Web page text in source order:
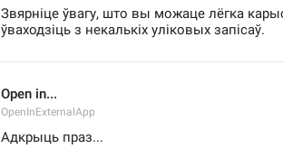
Звярніце ўвагу, што вы можаце лёгка
ўваходзіць з некалькіх уліковых запісаў.
Open in...
OpenInExternalApp
Адкрыць праз...